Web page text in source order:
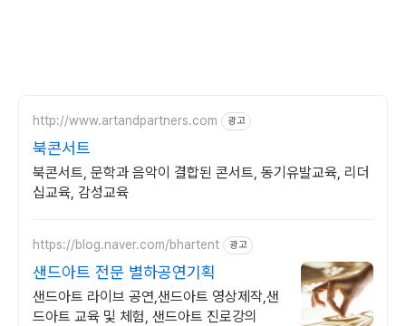
http://www.artandpartners.com 광고
북콘서트
북콘서트, 문학과 음악이 결합된 콘서트, 동기유발교육, 리더
십교육, 감성교육
https://blog.naver.com/bhartent 광고
샌드아트 전문 별하공연기획
샌드아트 라이브 공연,샌드아트 영상제작,샌
드아트 교육 및 체험, 샌드아트 진로강의